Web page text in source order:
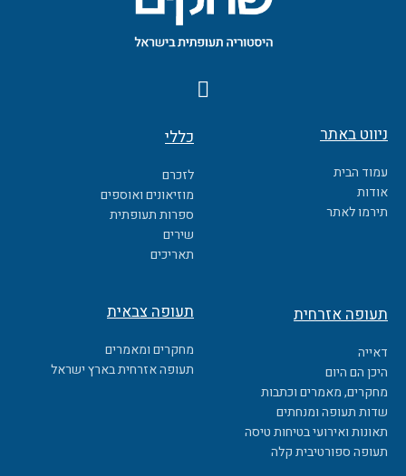
F
a
e
b
o
o
k
ניווט באתר
עמוד הבית
אודות
תירמו לאתר
כללי
לזכרם
מוזיאונים ואוספים
ספרות תעופתית
שירים
תאריכים
תעופה אזרחית
דאייה
היכן הם היום
מחקרים, מאמרים וכתבות
שדות תעופה ומנחתים
תאונות ואירועי בטיחות טיסה
תעופה ספורטיבית קלה
תעופה צבאית
מחקרים ומאמרים
תעופה אזרחית בארץ ישראל